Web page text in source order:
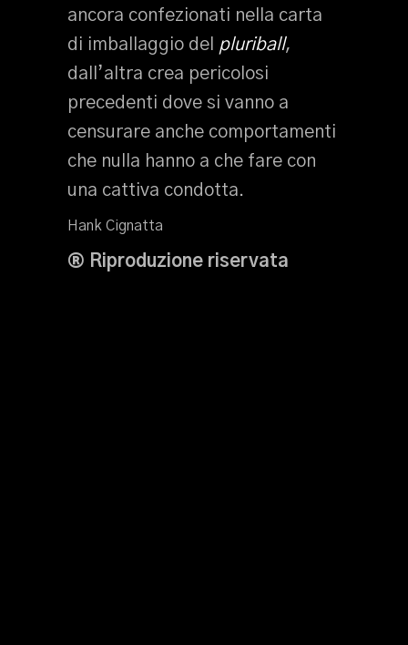
ancora confezionati nella carta
di imballaggio del pluriball,
dall’altra crea pericolosi
precedenti dove si vanno a
censurare anche comportamenti
che nulla hanno a che fare con
una cattiva condotta.
Hank Cignatta
® Riproduzione riservata